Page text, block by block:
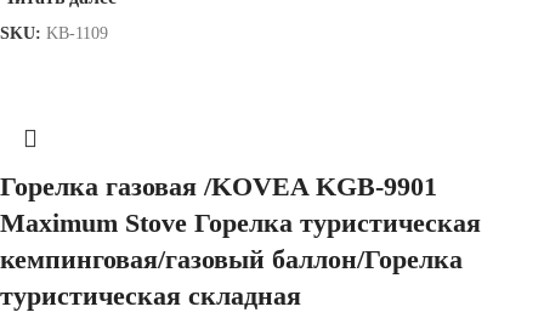
SKU: KB-1109
Горелка газовая /KOVEA KGB-9901
Maximum Stove Горелка туристическая
кемпинговая/газовый баллон/Горелка
туристическая складная